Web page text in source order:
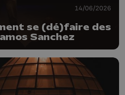
14/06/2026
se (dé)faire des
Sanchez